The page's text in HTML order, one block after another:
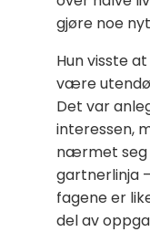
gjøre noe
Hun visste
være
Det var
interessen,
nærmet seg
gartnerlinja
fagene er
del av